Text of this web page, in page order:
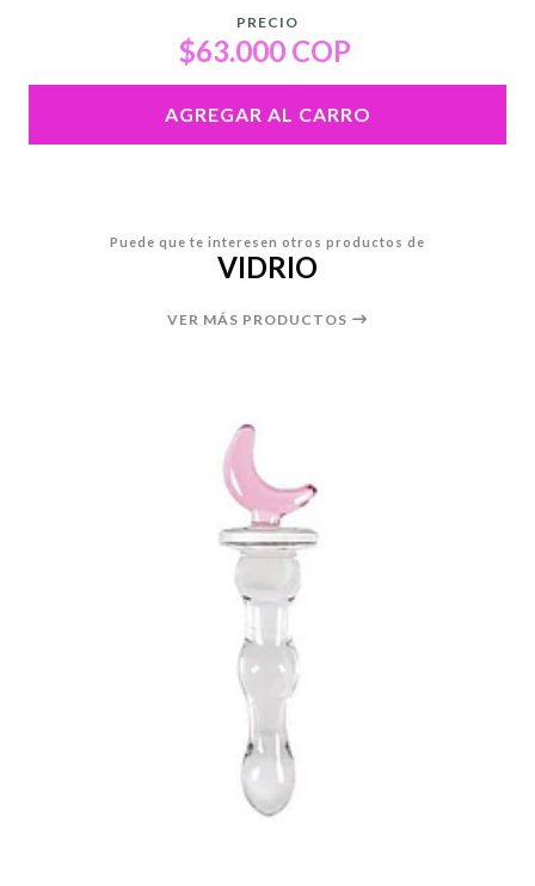
PRECIO
$63.000 COP
AGREGAR AL CARRO
Puede que te interesen otros productos de
VIDRIO
VER MÁS PRODUCTOS